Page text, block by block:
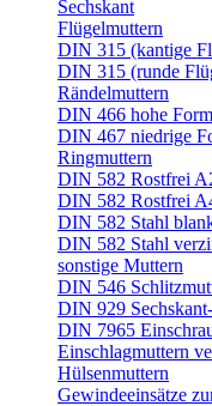
Sechskant
Flügelmuttern
DIN 315 (kantige
DIN 315 (runde
Rändelmuttern
DIN 466 hohe Form
DIN 467 niedrige
Ringmuttern
DIN 582 Rostfrei
DIN 582 Rostfrei
DIN 582 Stahl
DIN 582 Stahl
sonstige Muttern
DIN 546
DIN 929
DIN 7965
Einschlagmuttern
Hülsenmuttern
Gewindeeinsätze